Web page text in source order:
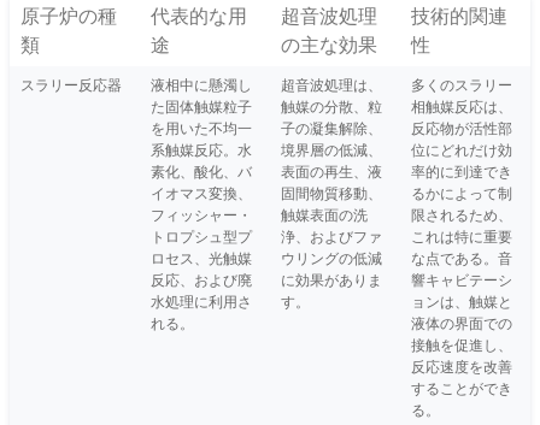
原子炉の種
類
代表的な用
途
超音波処理
の主な効果
技術的関連
性
スラリー反応器
液相中に懸濁し
た固体触媒粒子
を用いた不均一
系触媒反応。水
素化、酸化、バ
イオマス変換、
フィッシャー・
トロプシュ型プ
ロセス、光触媒
反応、および廃
水処理に利用さ
れる。
超音波処理は、
触媒の分散、粒
子の凝集解除、
境界層の低減、
表面の再生、液
固間物質移動、
触媒表面の洗
浄、およびファ
ウリングの低減
に効果がありま
す。
多くのスラリー
相触媒反応は、
反応物が活性部
位にどれだけ効
率的に到達でき
るかによって制
限されるため、
これは特に重要
な点である。音
響キャビテーシ
ョンは、触媒と
液体の界面での
接触を促進し、
反応速度を改善
することができ
る。